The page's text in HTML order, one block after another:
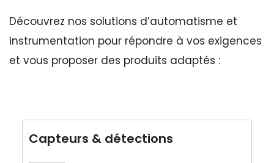
Découvrez nos solutions d’automatisme et
instrumentation pour répondre à vos exigences
et vous proposer des produits adaptés :
Capteurs & détections